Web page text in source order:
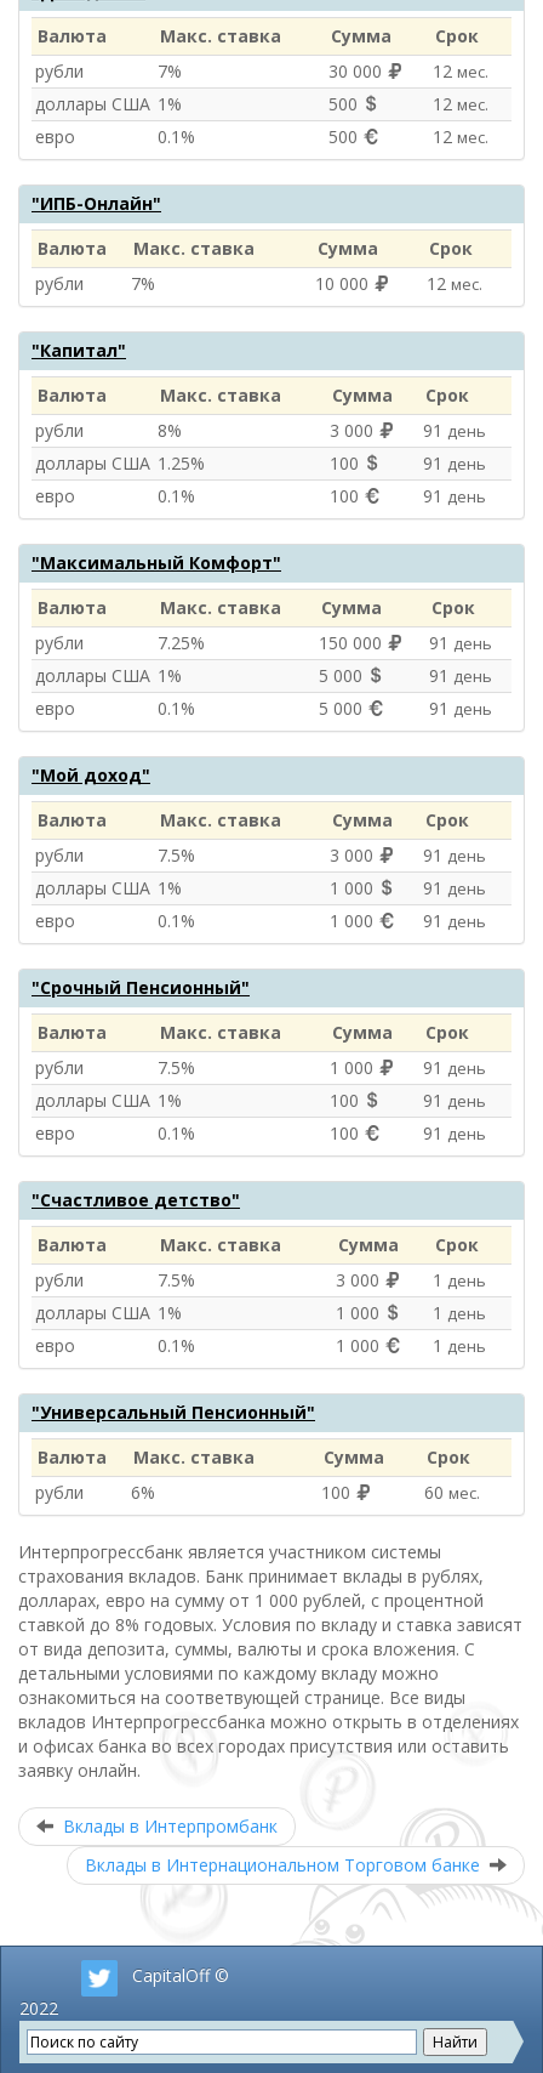
Валюта
Макс. ставка Сумма
Срок
рубли
7% 30 000 12 мес.
доллары США 1% 500 12 мес.
евро 0.1% 500 12 мес.
"ИПБ-Онлайн"
Валюта
Макс. ставка Сумма
Срок
рубли
7% 10 000 12 мес.
"Капитал"
Валюта
Макс. ставка Сумма
Срок
рубли
8% 3 000 91 день
доллары США 1.25% 100 91 день
евро 0.1% 100 91 день
"Максимальный Комфорт"
Валюта
Макс. ставка Сумма
Срок
рубли
7.25% 150 000 91 день
доллары США 1% 5 000 91 день
евро 0.1% 5 000 91 день
"Мой доход"
Валюта
Макс. ставка Сумма
Срок
рубли
7.5% 3 000 91 день
доллары США 1% 1 000 91 день
евро 0.1% 1 000 91 день
"Срочный Пенсионный"
Валюта
Макс. ставка Сумма
Срок
рубли
7.5% 1 000 91 день
доллары США 1% 100 91 день
евро 0.1% 100 91 день
"Счастливое детство"
Валюта
Макс. ставка Сумма
Срок
рубли
7.5% 3 000 1 день
доллары США 1% 1 000 1 день
евро 0.1% 1 000 1 день
"Универсальный Пенсионный"
Валюта
Макс. ставка Сумма
Срок
рубли
6% 100 60 мес.
Интерпрогрессбанк является участником системы
страхования вкладов. Банк принимает вклады в рублях,
долларах, евро на сумму от 1 000 рублей, с процентной
ставкой до 8% годовых. Условия по вкладу и ставка зависят
от вида депозита, суммы, валюты и срока вложения. С
детальными условиями по каждому вкладу можно
ознакомиться на соответвующей странице. Все виды
вкладов Интерпрогрессбанка можно открыть в отделениях
и офисах банка во всех городах присутствия или оставить
заявку онлайн.
Вклады в Интерпромбанк
Вклады в Интернациональном Торговом банке
CapitalOff ©
2022